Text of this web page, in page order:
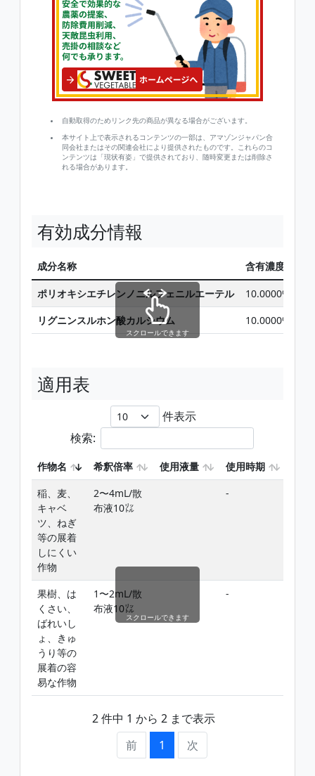
自動取得のためリンク先の商品が異なる場合がございます。
本サイト上で表示されるコンテンツの一部は、アマゾンジャパン合
同会社またはその関連会社により提供されたものです。これらのコ
ンテンツは「現状有姿」で提供されており、随時変更または削除さ
れる場合があります。
有効成分情報
成分名称 含有濃度
ポリオキシエチレンノニルフェニルエーテル
10.0000%
リグニンスルホン酸カルシウム
10.0000%
スクロールできます
適用表
件表示
検索:
作物名 希釈倍率 使用液量 使用時期
稲、麦、
キャベ
ツ、ねぎ
等の展着
しにくい
作物
2〜4mL/散
布液10㍑
-
果樹、は
くさい、
ばれいし
ょ、きゅ
うり等の
展着の容
易な作物
1〜2mL/散
布液10㍑
-
2 件中 1 から 2 まで表示
前
1 次
スクロールできます